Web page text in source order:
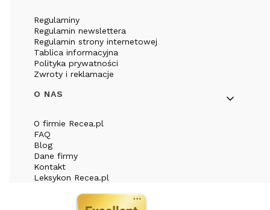
Regulaminy
Regulamin newslettera
Regulamin strony internetowej
Tablica informacyjna
Polityka prywatności
Zwroty i reklamacje
O NAS
O firmie Recea.pl
FAQ
Blog
Dane firmy
Kontakt
Leksykon Recea.pl